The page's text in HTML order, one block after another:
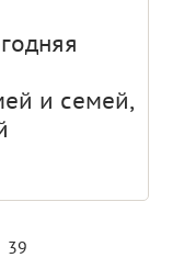
и семей,
39